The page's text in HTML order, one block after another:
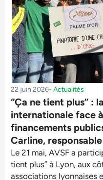
22 juin 2026- Actualités
“Ça ne tient plus” :
internationale face
financements
Carline,
Le 21 mai, AVSF a
tient plus” à Lyon, aux
associations lyonnaises